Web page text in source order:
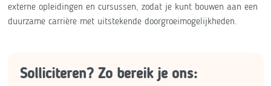
externe opleidingen en cursussen, zodat je kunt bouwen aan een
duurzame carrière met uitstekende doorgroeimogelijkheden.
Solliciteren? Zo bereik je ons: